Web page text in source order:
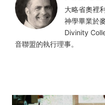
大略省奧裡
神學畢業於
Divinity
音聯盟的執行理事。